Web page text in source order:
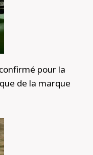
pour la
de la marque